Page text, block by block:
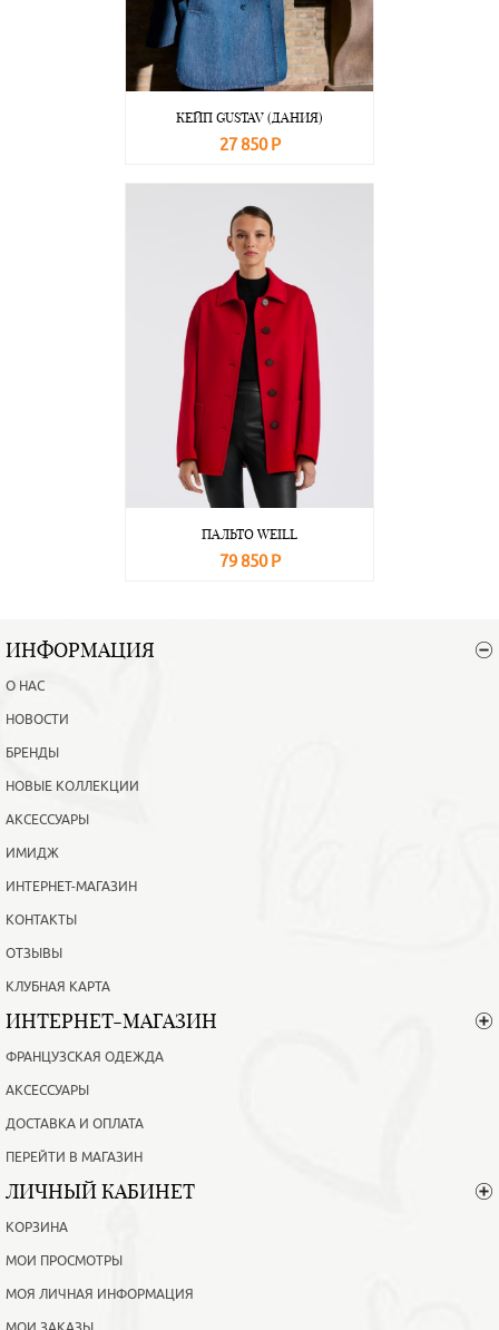
КЕЙП GUSTAV (ДАНИЯ)
27 850 Р
ПАЛЬТО WEILL
79 850 Р
ИНФОРМАЦИЯ
О НАС
НОВОСТИ
БРЕНДЫ
НОВЫЕ КОЛЛЕКЦИИ
АКСЕССУАРЫ
ИМИДЖ
ИНТЕРНЕТ-МАГАЗИН
КОНТАКТЫ
ОТЗЫВЫ
КЛУБНАЯ КАРТА
ИНТЕРНЕТ-МАГАЗИН
ФРАНЦУЗСКАЯ ОДЕЖДА
АКСЕССУАРЫ
ДОСТАВКА И ОПЛАТА
ПЕРЕЙТИ В МАГАЗИН
ЛИЧНЫЙ КАБИНЕТ
КОРЗИНА
МОИ ПРОСМОТРЫ
МОЯ ЛИЧНАЯ ИНФОРМАЦИЯ